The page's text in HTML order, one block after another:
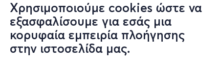
Χρησιμοποιούμε cookies ώστε να
εξασφαλίσουμε για εσάς μια
κορυφαία εμπειρία πλοήγησης
στην ιστοσελίδα μας.
κατανάλωση φαγητού ή ποτού.
Η κατοχή εισιτηρίου δεν συνεπάγεται μεκράτηση. Η
διάθεση των καθισμάτων γίνεται κατά σειρά προσέλευσης,
ανάλογα με τη διαθεσιμότητα.